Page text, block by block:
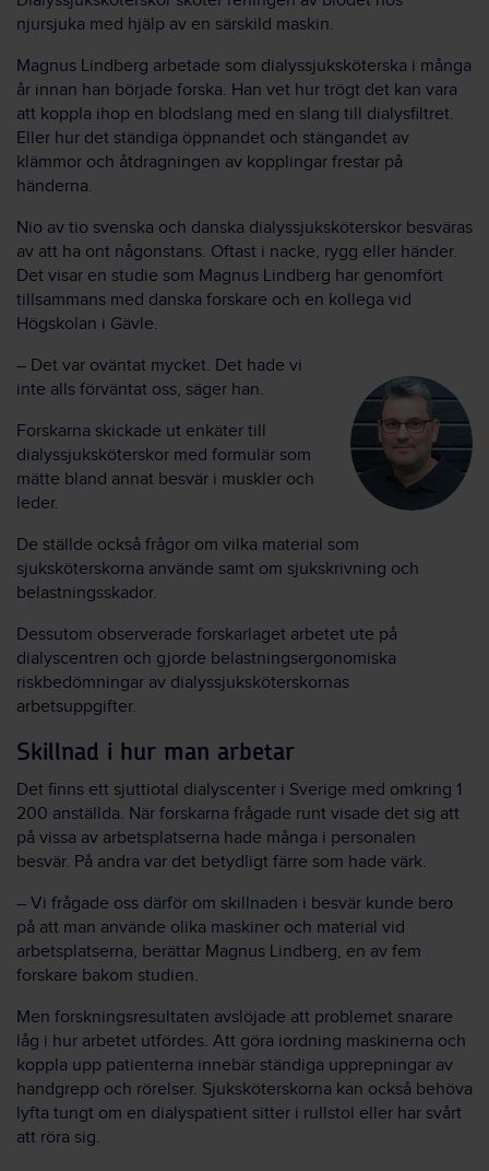
njursjuka med hjälp av en särskild maskin.
Magnus Lindberg arbetade som dialyssjuksköterska i många
år innan han började forska. Han vet hur trögt det kan vara
att koppla ihop en blodslang med en slang till dialysfiltret.
Eller hur det ständiga öppnandet och stängandet av
klämmor och åtdragningen av kopplingar frestar på
händerna.
Nio av tio svenska och danska dialyssjuksköterskor besväras
av att ha ont någonstans. Oftast i nacke, rygg eller händer.
Det visar en studie som Magnus Lindberg har genomfört
tillsammans med danska forskare och en kollega vid
Högskolan i Gävle.
– Det var oväntat mycket. Det hade vi
inte alls förväntat oss, säger han.
Forskarna skickade ut enkäter till
dialyssjuksköterskor med formulär som
mätte bland annat besvär i muskler och
leder.
De ställde också frågor om vilka material som
sjuksköterskorna använde samt om sjukskrivning och
belastningsskador.
Dessutom observerade forskarlaget arbetet ute på
dialyscentren och gjorde belastningsergonomiska
riskbedömningar av dialyssjuksköterskornas
arbetsuppgifter.
Skillnad i hur man arbetar
Det finns ett sjuttiotal dialyscenter i Sverige med omkring 1
200 anställda. När forskarna frågade runt visade det sig att
på vissa av arbetsplatserna hade många i personalen
besvär. På andra var det betydligt färre som hade värk.
– Vi frågade oss därför om skillnaden i besvär kunde bero
på att man använde olika maskiner och material vid
arbetsplatserna, berättar Magnus Lindberg, en av fem
forskare bakom studien.
Men forskningsresultaten avslöjade att problemet snarare
låg i hur arbetet utfördes. Att göra iordning maskinerna och
koppla upp patienterna innebär ständiga upprepningar av
handgrepp och rörelser. Sjuksköterskorna kan också behöva
lyfta tungt om en dialyspatient sitter i rullstol eller har svårt
att röra sig.